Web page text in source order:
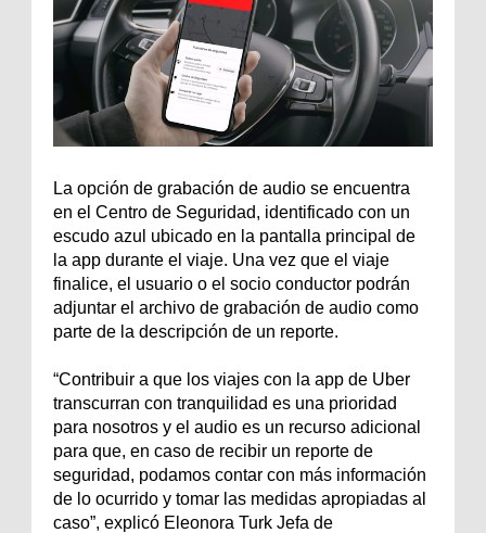
La opción de grabación de audio se encuentra
en el Centro de Seguridad, identificado con un
escudo azul ubicado en la pantalla principal de
la app durante el viaje. Una vez que el viaje
finalice, el usuario o el socio conductor podrán
adjuntar el archivo de grabación de audio como
parte de la descripción de un reporte.
“Contribuir a que los viajes con la app de Uber
transcurran con tranquilidad es una prioridad
para nosotros y el audio es un recurso adicional
para que, en caso de recibir un reporte de
seguridad, podamos contar con más información
de lo ocurrido y tomar las medidas apropiadas al
caso”, explicó Eleonora Turk Jefa de